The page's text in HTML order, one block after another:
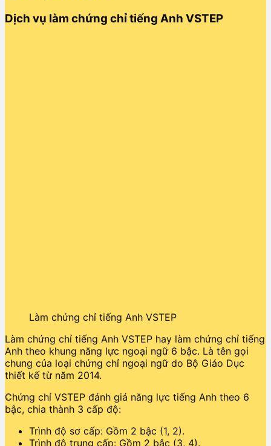
Dịch vụ làm chứng chỉ tiếng Anh VSTEP
Làm chứng chỉ tiếng Anh VSTEP
Làm chứng chỉ tiếng Anh VSTEP hay làm chứng chỉ tiếng
Anh theo khung năng lực ngoại ngữ 6 bậc. Là tên gọi
chung của loại chứng chỉ ngoại ngữ do Bộ Giáo Dục
thiết kế từ năm 2014.
Chứng chỉ VSTEP đánh giá năng lực tiếng Anh theo 6
bậc, chia thành 3 cấp độ:
Trình độ sơ cấp: Gồm 2 bậc (1, 2).
Trình độ trung cấp: Gồm 2 bậc (3, 4).